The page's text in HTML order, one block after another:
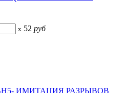
x 52 руб